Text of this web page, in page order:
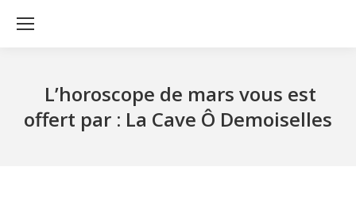
L’horoscope de mars vous est
offert par : La Cave Ô Demoiselles